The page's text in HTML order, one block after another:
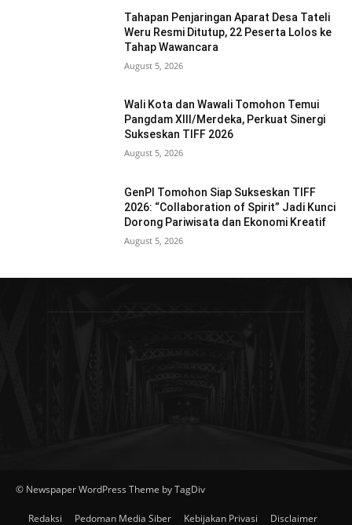
Tahapan Penjaringan Aparat Desa Tateli
Weru Resmi Ditutup, 22 Peserta Lolos ke
Tahap Wawancara
August 5, 2026
Wali Kota dan Wawali Tomohon Temui
Pangdam XIII/Merdeka, Perkuat Sinergi
Sukseskan TIFF 2026
August 5, 2026
GenPI Tomohon Siap Sukseskan TIFF
2026: “Collaboration of Spirit” Jadi Kunci
Dorong Pariwisata dan Ekonomi Kreatif
August 5, 2026
© Newspaper WordPress Theme by TagDiv
Redaksi Pedoman Media Siber Kebijakan Privasi Disclaimer